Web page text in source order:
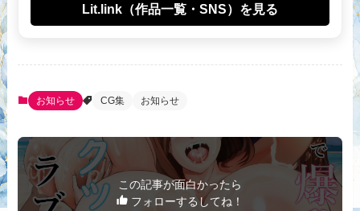
Lit.link（作品一覧・SNS）を見る
お知らせ CG集 お知らせ
この記事が面白かったら
フォローするしてね！